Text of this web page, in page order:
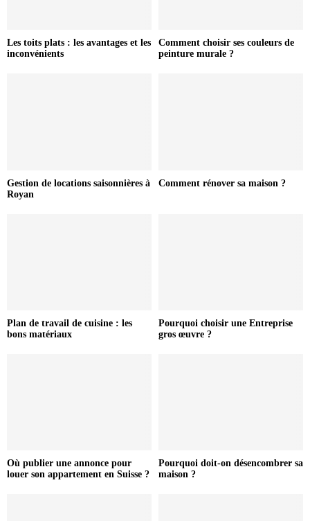
Les toits plats : les avantages et les
inconvénients
Comment choisir ses couleurs de
peinture murale ?
Gestion de locations saisonnières à
Royan
Comment rénover sa maison ?
Plan de travail de cuisine : les
bons matériaux
Pourquoi choisir une Entreprise
gros œuvre ?
Où publier une annonce pour
louer son appartement en Suisse ?
Pourquoi doit-on désencombrer sa
maison ?